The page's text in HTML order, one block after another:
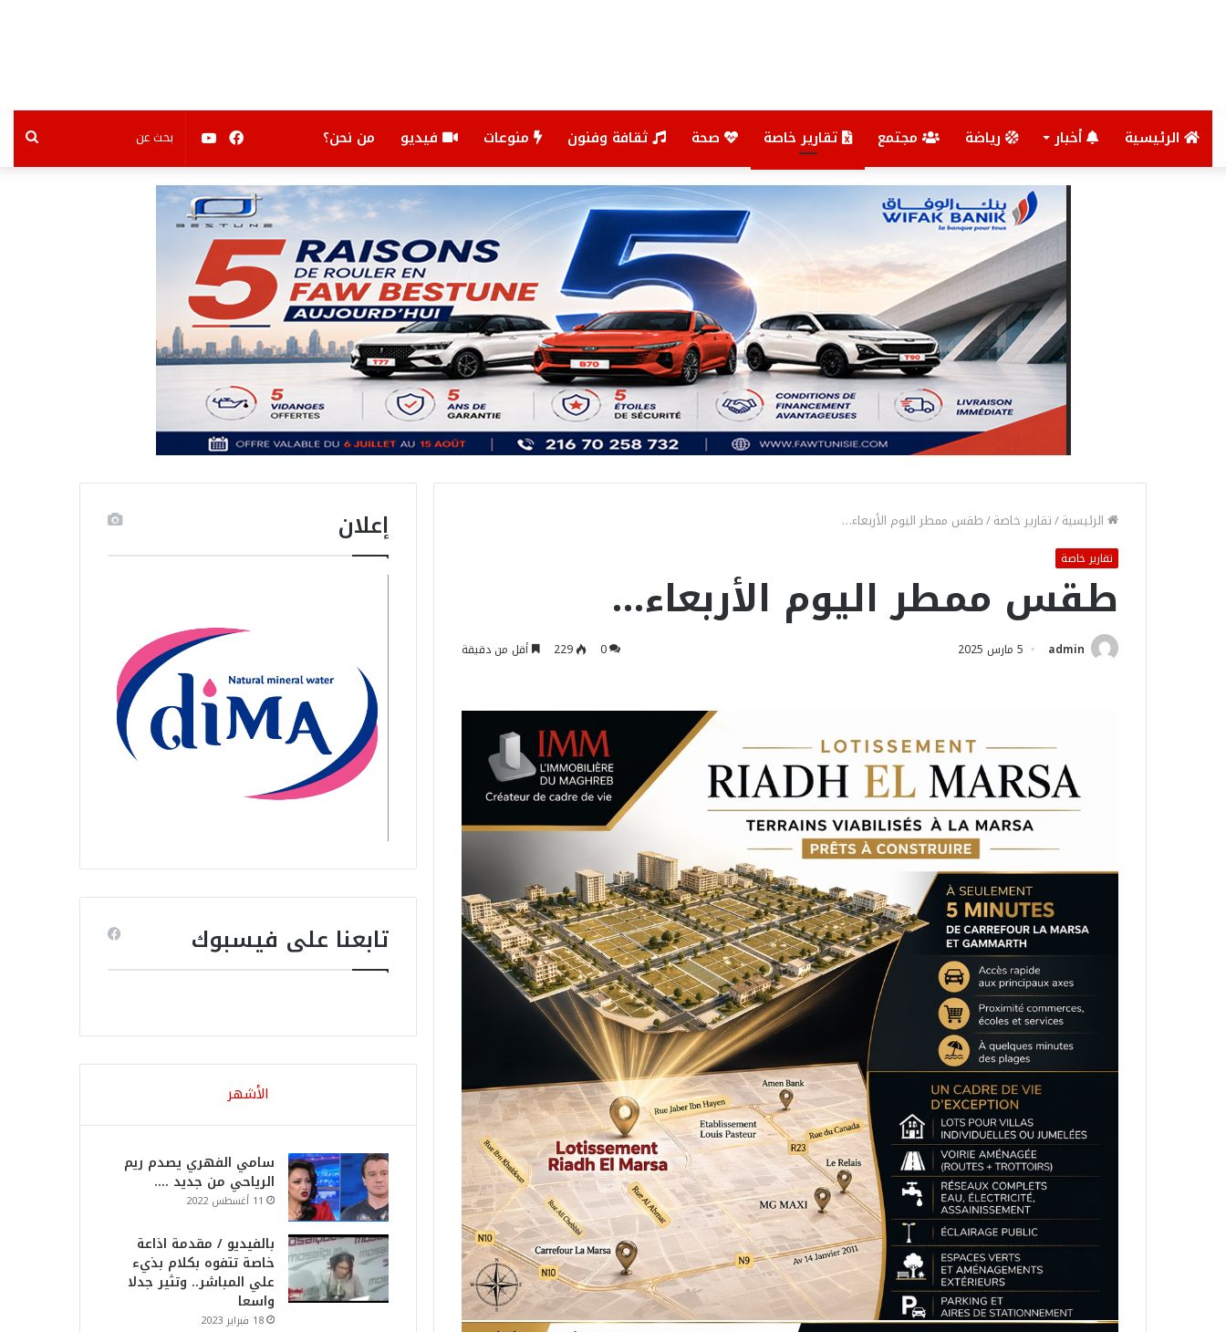
الرئيسية أخبار رياضة مجتمع تقارير خاصة صحة ثقافة وفنون منوعات فيديو من نحن؟ بحث يوتيوبفيسبوك
الرئيسية/تقارير خاصة/طقس ممطر اليوم الأربعاء…
تقارير خاصة
طقس ممطر اليوم الأربعاء…
admin 5 مارس 2025 0
229 أقل من دقيقة
إعلان
تابعنا على فيسبوك
الأشهر
سامي الفهري يصدم ريم
الرياحي من جديد ….
11 أغسطس 2022
بالفيديو / مقدمة اذاعة
خاصة تتفوه بكلام بذيء
علي المباشر.. وتثير جدلا
واسعا
18 فبراير 2023